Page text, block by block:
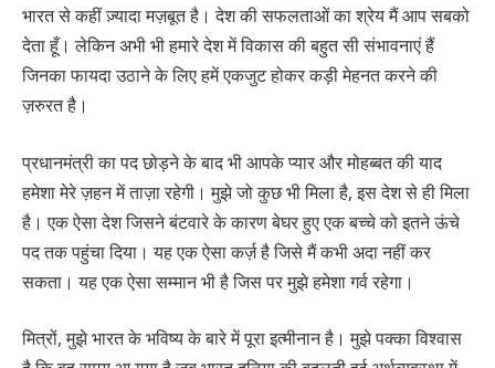
भारत से कहीं ज़्यादा मज़बूत है। देश की सफलताओं का श्रेय मैं आप सबको
देता हूँ। लेकिन अभी भी हमारे देश में विकास की बहुत सी संभावनाएं हैं
जिनका फायदा उठाने के लिए हमें एकजुट होकर कड़ी मेहनत करने की
ज़रुरत है।
प्रधानमंत्री का पद छोड़ने के बाद भी आपके प्यार और मोहब्बत की याद
हमेशा मेरे ज़हन में ताज़ा रहेगी। मुझे जो कुछ भी मिला है, इस देश से ही मिला
है। एक ऐसा देश जिसने बंटवारे के कारण बेघर हुए एक बच्चे को इतने ऊंचे
पद तक पहुंचा दिया। यह एक ऐसा कर्ज़ है जिसे मैं कभी अदा नहीं कर
सकता। यह एक ऐसा सम्मान भी है जिस पर मुझे हमेशा गर्व रहेगा।
मित्रों, मुझे भारत के भविष्य के बारे में पूरा इत्मीनान है। मुझे पक्का विश्वास